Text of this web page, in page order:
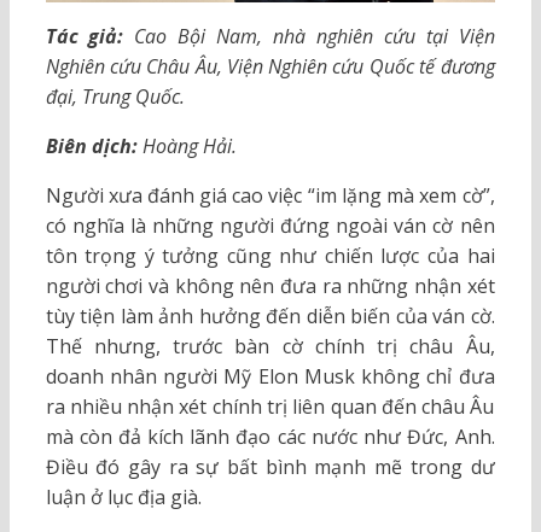
Tác giả: Cao Bội Nam, nhà nghiên cứu tại Viện
Nghiên cứu Châu Âu, Viện Nghiên cứu Quốc tế đương
đại, Trung Quốc.
Biên dịch:Hoàng Hải.
Người xưa đánh giá cao việc “im lặng mà xem cờ”,
có nghĩa là những người đứng ngoài ván cờ nên
tôn trọng ý tưởng cũng như chiến lược của hai
người chơi và không nên đưa ra những nhận xét
tùy tiện làm ảnh hưởng đến diễn biến của ván cờ.
Thế nhưng, trước bàn cờ chính trị châu Âu,
doanh nhân người Mỹ Elon Musk không chỉ đưa
ra nhiều nhận xét chính trị liên quan đến châu Âu
mà còn đả kích lãnh đạo các nước như Đức, Anh.
Điều đó gây ra sự bất bình mạnh mẽ trong dư
luận ở lục địa già.